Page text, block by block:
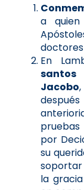
a
doctores
En
santos
Jacobo,
pruebas
por
su
la